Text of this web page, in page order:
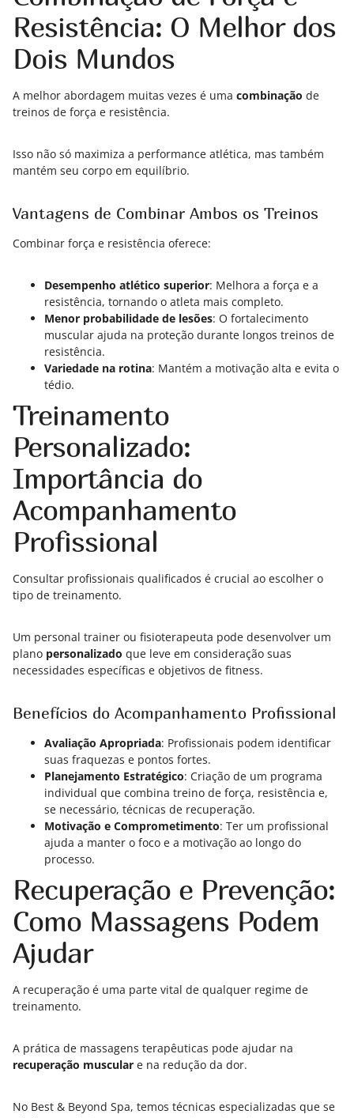
Resistência: O Melhor dos
Dois Mundos
A melhor abordagem muitas vezes é uma combinação de
treinos de força e resistência.
Isso não só maximiza a performance atlética, mas também
mantém seu corpo em equilíbrio.
Vantagens de Combinar Ambos os Treinos
Combinar força e resistência oferece:
Desempenho atlético superior: Melhora a força e a
resistência, tornando o atleta mais completo.
Menor probabilidade de lesões: O fortalecimento
muscular ajuda na proteção durante longos treinos de
resistência.
Variedade na rotina: Mantém a motivação alta e evita o
tédio.
Treinamento
Personalizado:
Importância do
Acompanhamento
Profissional
Consultar profissionais qualificados é crucial ao escolher o
tipo de treinamento.
Um personal trainer ou fisioterapeuta pode desenvolver um
plano personalizado que leve em consideração suas
necessidades específicas e objetivos de fitness.
Benefícios do Acompanhamento Profissional
Avaliação Apropriada: Profissionais podem identificar
suas fraquezas e pontos fortes.
Planejamento Estratégico: Criação de um programa
individual que combina treino de força, resistência e,
se necessário, técnicas de recuperação.
Motivação e Comprometimento: Ter um profissional
ajuda a manter o foco e a motivação ao longo do
processo.
Recuperação e Prevenção:
Como Massagens Podem
Ajudar
A recuperação é uma parte vital de qualquer regime de
treinamento.
A prática de massagens terapêuticas pode ajudar na
recuperação muscular e na redução da dor.
No Best & Beyond Spa, temos técnicas especializadas que se